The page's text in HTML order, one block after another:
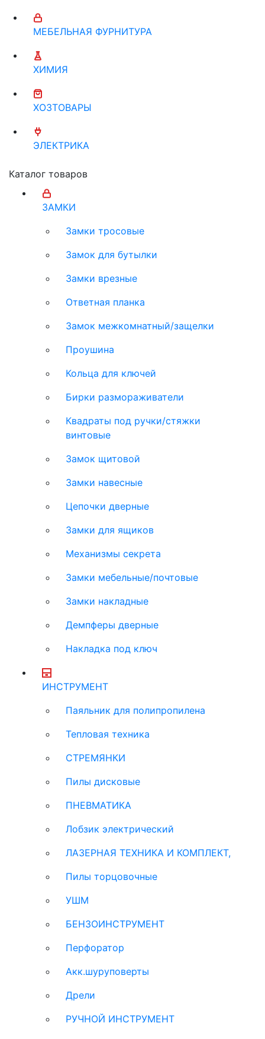
МЕБЕЛЬНАЯ ФУРНИТУРА
ХИМИЯ
ХОЗТОВАРЫ
ЭЛЕКТРИКА
Каталог товаров
ЗАМКИ
Замки тросовые
Замок для бутылки
Замки врезные
Ответная планка
Замок межкомнатный/защелки
Проушина
Кольца для ключей
Бирки размораживатели
Квадраты под ручки/стяжки
винтовые
Замок щитовой
Замки навесные
Цепочки дверные
Замки для ящиков
Механизмы секрета
Замки мебельные/почтовые
Замки накладные
Демпферы дверные
Накладка под ключ
ИНСТРУМЕНТ
Паяльник для полипропилена
Тепловая техника
СТРЕМЯНКИ
Пилы дисковые
ПНЕВМАТИКА
Лобзик электрический
ЛАЗЕРНАЯ ТЕХНИКА И КОМПЛЕКТ,
Пилы торцовочные
УШМ
БЕНЗОИНСТРУМЕНТ
Перфоратор
Акк.шуруповерты
Дрели
РУЧНОЙ ИНСТРУМЕНТ